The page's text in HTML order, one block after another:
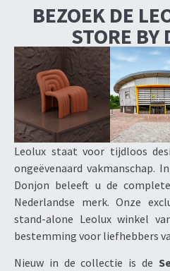
BEZOEK DE
STORE BY
Leolux staat voor tijdloos
ongeëvenaard vakmanschap.
Donjon beleeft u de
Nederlandse merk. Onze
stand-alone Leolux winkel
bestemming voor liefhebbers
Nieuw in de collectie is de